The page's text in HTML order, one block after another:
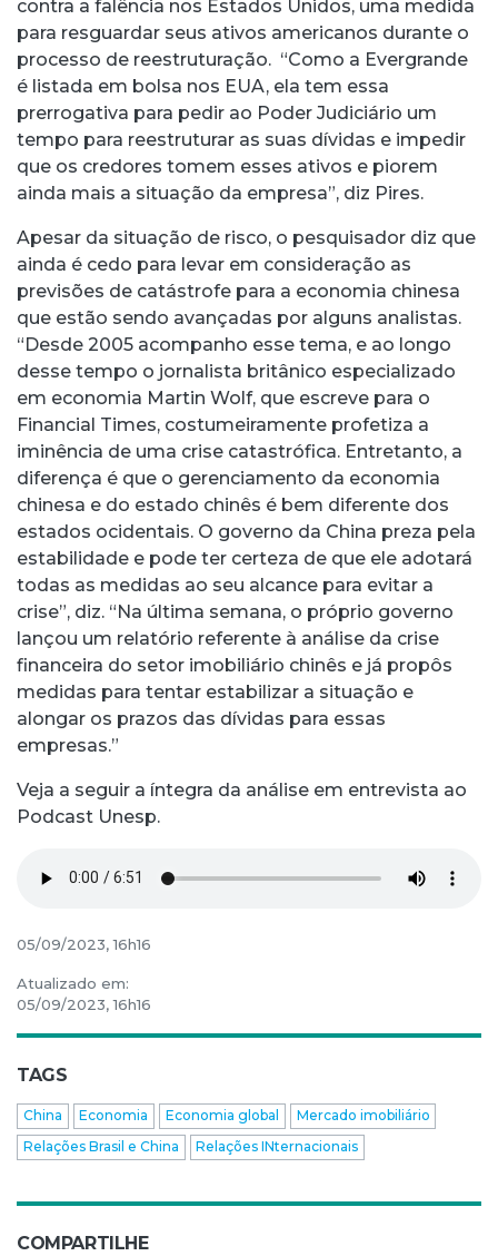
contra a falência nos Estados Unidos, uma medida
para resguardar seus ativos americanos durante o
processo de reestruturação. “Como a Evergrande
é listada em bolsa nos EUA, ela tem essa
prerrogativa para pedir ao Poder Judiciário um
tempo para reestruturar as suas dívidas e impedir
que os credores tomem esses ativos e piorem
ainda mais a situação da empresa”, diz Pires.
Apesar da situação de risco, o pesquisador diz que
ainda é cedo para levar em consideração as
previsões de catástrofe para a economia chinesa
que estão sendo avançadas por alguns analistas.
“Desde 2005 acompanho esse tema, e ao longo
desse tempo o jornalista britânico especializado
em economia Martin Wolf, que escreve para o
Financial Times, costumeiramente profetiza a
iminência de uma crise catastrófica. Entretanto, a
diferença é que o gerenciamento da economia
chinesa e do estado chinês é bem diferente dos
estados ocidentais. O governo da China preza pela
estabilidade e pode ter certeza de que ele adotará
todas as medidas ao seu alcance para evitar a
crise”, diz. “Na última semana, o próprio governo
lançou um relatório referente à análise da crise
financeira do setor imobiliário chinês e já propôs
medidas para tentar estabilizar a situação e
alongar os prazos das dívidas para essas
empresas.”
Veja a seguir a íntegra da análise em entrevista ao
Podcast Unesp.
05/09/2023, 16h16
Atualizado em:
05/09/2023, 16h16
TAGS
China Economia Economia global
Mercado imobiliário
Relações Brasil e China
Relações INternacionais
COMPARTILHE